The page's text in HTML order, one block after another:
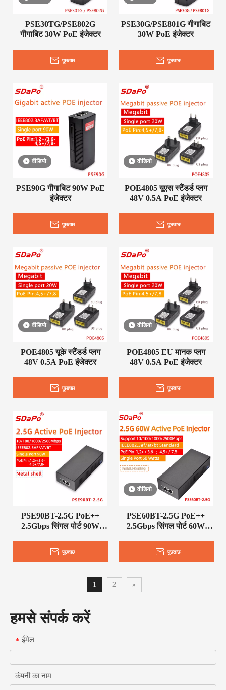
PSE30TG/PSE802G
गीगाबिट 30W PoE इंजेक्टर
पूछताछ
PSE30G/PSE801G गीगाबिट
30W PoE इंजेक्टर
पूछताछ
वीडियो
PSE90G गीगाबिट 90W PoE
इंजेक्टर
पूछताछ
वीडियो
POE4805 यूएस स्टैंडर्ड प्लग
48V 0.5A PoE इंजेक्टर
पूछताछ
वीडियो
POE4805 यूके स्टैंडर्ड प्लग
48V 0.5A PoE इंजेक्टर
पूछताछ
वीडियो
POE4805 EU मानक प्लग
48V 0.5A PoE इंजेक्टर
पूछताछ
PSE90BT-2.5G PoE++
2.5Gbps सिंगल पोर्ट 90W
पूछताछ
वीडियो
PSE60BT-2.5G PoE++
2.5Gbps सिंगल पोर्ट 60W
पूछताछ
1 2 »
हमसे संपर्क करें
* ईमेल
कंपनी का नाम